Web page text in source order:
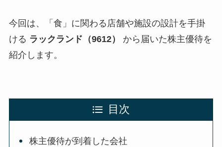
今回は、「食」に関わる店舗や施設の設計を手掛
ける ラックランド（9612）
から届いた株主優待を
紹介します。
目次
株主優待が到着した会社